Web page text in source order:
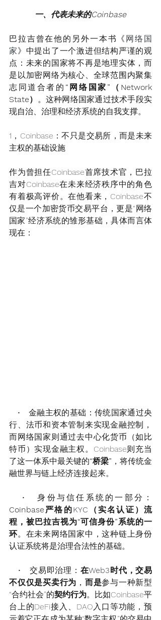
一、代表未来的Coinbase
巴拉吉曾在他的另外一本书《 网络国
家》中提出了一个激进但结构严谨的观
点：未来的国家将不再是地理实体，而
是以加密网络为核心、全球范围内聚集
志同道合者的 “网络国家”（Network
State） 。这种网络国家通过技术手段实
现自治、治理和经济系统的自我支撑。
1，Coinbase：不只是交易所，而是未来
主权的基础设施
作为曾担任Coinbase首席技术官，巴拉
吉对Coinbase在未来经济秩序中的角色
有着极高评价。在他看来，Coinbase不
仅是一个加密货币交易平台，更是“网络
国家”经济系统的雏形基础，具体而言体
现在：
•   金融主权的基础：传统国家通过央
行、法币和资本管制来实现金融控制，
而网络国家则通过去中心化货币（如比
特币）实现金融主权。Coinbase则充当
了这一体系中最关键的“桥梁” ，将传统金
融世界与链上经济连接起来。
•   身份与信任系统的一部分：
Coinbase严格的KYC （实名认证）流
程，被巴拉吉视为“可信身份”系统的一
环。在未来网络国家中，这种链上身份
认证系统将是治理合法性的基础。
•   交易即治理： 在Web3时代，交易
不仅仅是买卖行为 ， 而是参与一种新型
“合约社会”的契约行为。比如Coinbase平
台上的DeFi接入、DAO入口等功能，预